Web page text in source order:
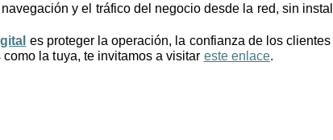
y el tráfico del negocio desde la red, sin
es proteger la operación, la confianza de los
la tuya, te invitamos a visitar este enlace.